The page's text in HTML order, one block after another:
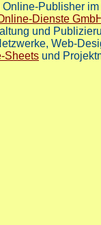
Publisher im
Dienste
und
Web-
Sheets und